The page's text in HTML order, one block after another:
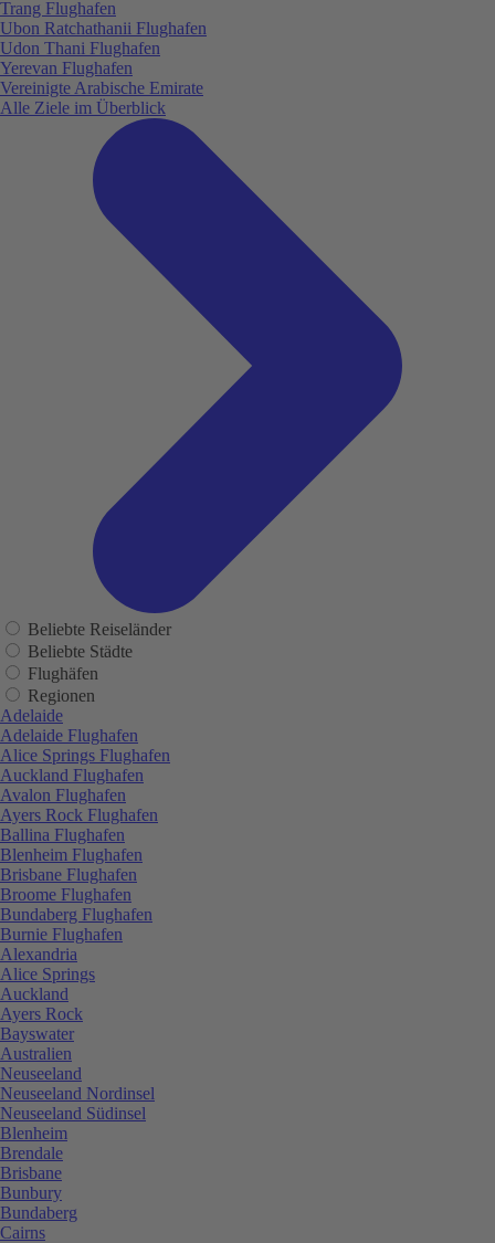
Trang Flughafen
Ubon Ratchathanii Flughafen
Udon Thani Flughafen
Yerevan Flughafen
Vereinigte Arabische Emirate
Alle Ziele im Überblick
Beliebte Reiseländer
Beliebte Städte
Flughäfen
Regionen
Adelaide
Adelaide Flughafen
Alice Springs Flughafen
Auckland Flughafen
Avalon Flughafen
Ayers Rock Flughafen
Ballina Flughafen
Blenheim Flughafen
Brisbane Flughafen
Broome Flughafen
Bundaberg Flughafen
Burnie Flughafen
Alexandria
Alice Springs
Auckland
Ayers Rock
Bayswater
Australien
Neuseeland
Neuseeland Nordinsel
Neuseeland Südinsel
Blenheim
Brendale
Brisbane
Bunbury
Bundaberg
Cairns